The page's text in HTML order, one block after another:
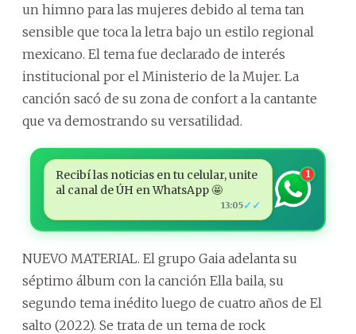
un himno para las mujeres debido al tema tan
sensible que toca la letra bajo un estilo regional
mexicano. El tema fue declarado de interés
institucional por el Ministerio de la Mujer. La
canción sacó de su zona de confort a la cantante
que va demostrando su versatilidad.
Recibí las noticias en tu celular, unite
al canal de ÚH en WhatsApp 🤩
13:05✓✓
1
NUEVO MATERIAL. El grupo Gaia adelanta su
séptimo álbum con la canción Ella baila, su
segundo tema inédito luego de cuatro años de El
salto (2022). Se trata de un tema de rock